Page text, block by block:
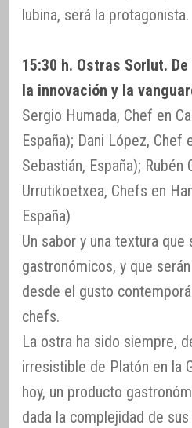
lubina, será la protagonista.
15:30 h. Ostras Sorlut.
la innovación y la
Sergio Humada, Chef en
España); Dani López, Chef
Sebastián, España); Rubén
Urrutikoetxea, Chefs en
España)
Un sabor y una textura que
gastronómicos, y que
desde el gusto
chefs.
La ostra ha sido siempre,
irresistible de Platón en la
hoy, un producto
dada la complejidad de